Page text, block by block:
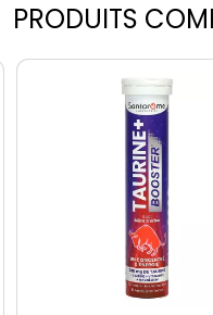
PRODUITS